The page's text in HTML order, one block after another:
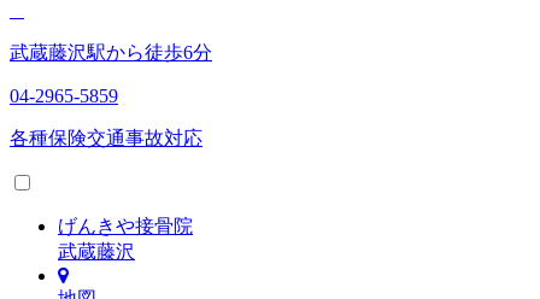
移
動
武蔵藤沢駅から徒歩6分
04-2965-5859
各種保険交通事故対応
げんきや接骨院
武蔵藤沢